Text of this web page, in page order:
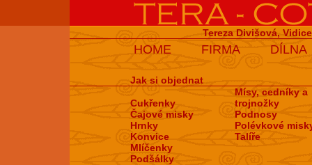
Tereza Divišová,
HOME FIRMA DÍLNA
Jak si objednat
Cukřenky
Čajové misky
Hrnky
Konvice
Mlíčenky
Podšálky
Mísy, cedníky a
trojnožky
Podnosy
Polévkové
Talíře